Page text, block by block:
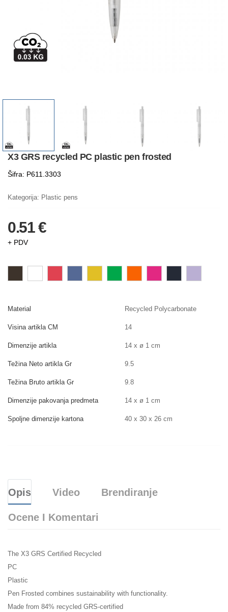
X3 GRS recycled PC plastic pen frosted
Šifra: P611.3303
Kategorija: Plastic pens
0.51 €
+ PDV
Material Recycled Polycarbonate
Visina artikla CM 14
Dimenzije artikla 14 x ø 1 cm
Težina Neto artikla Gr 9.5
Težina Bruto artikla Gr 9.8
Dimenzije pakovanja predmeta 14 x ø 1 cm
Spoljne dimenzije kartona 40 x 30 x 26 cm
Opis Video Brendiranje
Ocene I Komentari
The X3 GRS Certified Recycled
PC
Plastic
Pen Frosted combines sustainability with functionality.
Made from 84% recycled GRS-certified